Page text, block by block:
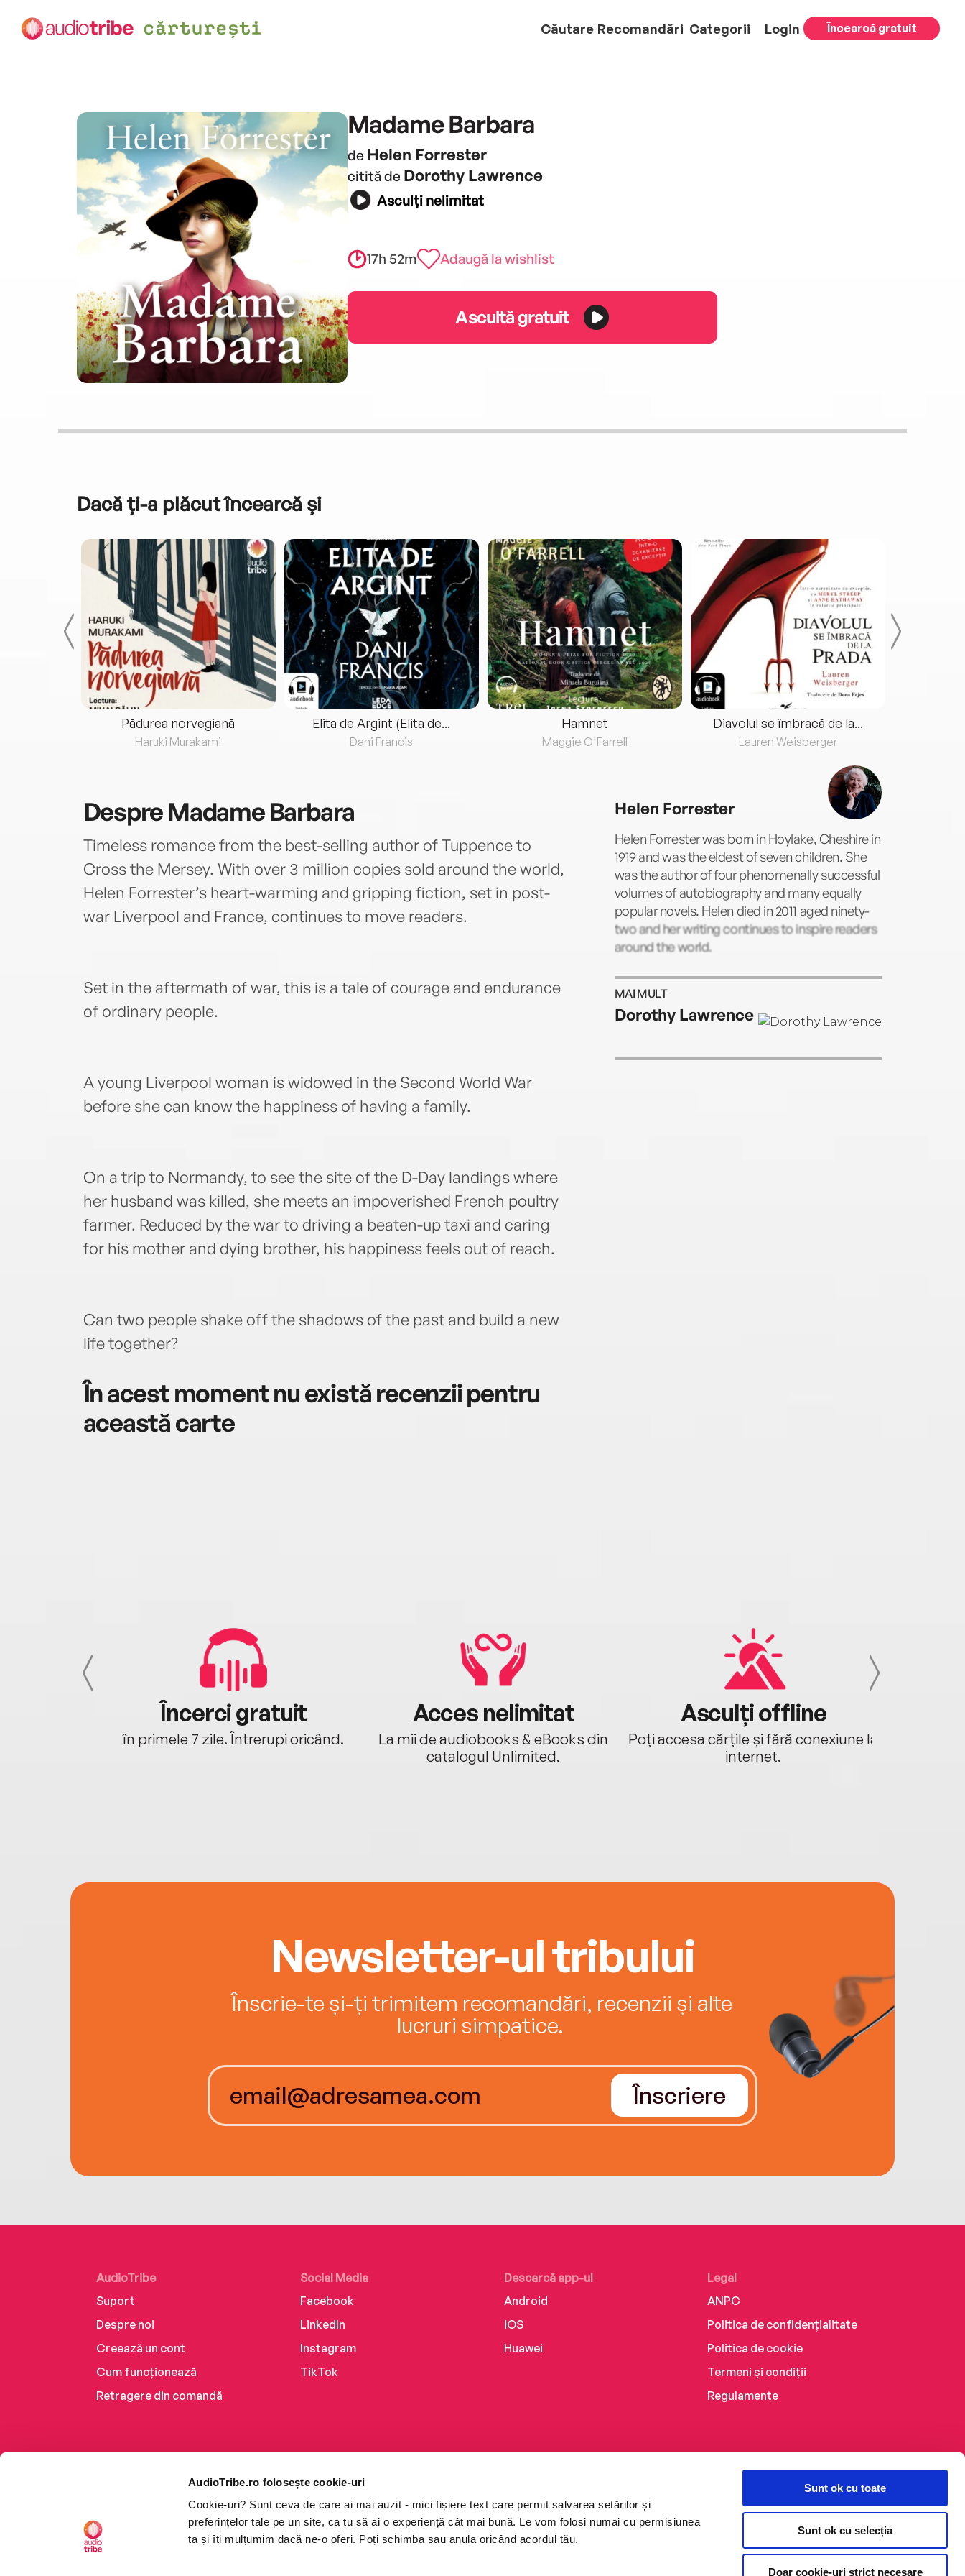
AudioTribe.ro folosește cookie-uri
Cookie-uri? Sunt ceva de care ai mai auzit - mici fișiere text care permit salvarea setărilor și
preferințelor tale pe un site, ca tu să ai o experiență cât mai bună. Le vom folosi numai cu permisiunea
ta și îți mulțumim dacă ne-o oferi. Poți schimba sau anula oricând acordul tău.
Sunt ok cu toate
Sunt ok cu selecția
Doar cookie-uri strict necesare
Căutare Recomandări Categorii Login Încearcă gratuit
Madame Barbara
de Helen Forrester
citită de Dorothy Lawrence
Asculți nelimitat
17h 52m Adaugă la wishlist
Ascultă gratuit
Dacă ți-a plăcut încearcă și
Pădurea norvegiană
Haruki Murakami
Elita de Argint (Elita de...
Dani Francis
Hamnet
Maggie O'Farrell
Diavolul se îmbracă de la...
Lauren Weisberger
DespreMadame Barbara
Timeless romance from the best-selling author of Tuppence to
Cross the Mersey. With over 3 million copies sold around the world,
Helen Forrester’s heart-warming and gripping fiction, set in post-
war Liverpool and France, continues to move readers.
Set in the aftermath of war, this is a tale of courage and endurance
of ordinary people.
A young Liverpool woman is widowed in the Second World War
before she can know the happiness of having a family.
On a trip to Normandy, to see the site of the D-Day landings where
her husband was killed, she meets an impoverished French poultry
farmer. Reduced by the war to driving a beaten-up taxi and caring
for his mother and dying brother, his happiness feels out of reach.
Can two people shake off the shadows of the past and build a new
life together?
În acest moment nu există recenzii pentru
această carte
Helen Forrester
Helen Forrester was born in Hoylake, Cheshire in
1919 and was the eldest of seven children. She
was the author of four phenomenally successful
volumes of autobiography and many equally
popular novels. Helen died in 2011 aged ninety-
two and her writing continues to inspire readers
around the world.
MAI MULT
Dorothy Lawrence
Încerci gratuit
în primele 7 zile. Întrerupi oricând.
Acces nelimitat
La mii de audiobooks & eBooks din
catalogul Unlimited.
Asculți offline
Poți accesa cărțile și fără conexiune la
internet.
Newsletter-ul tribului
Înscrie-te și-ți trimitem recomandări, recenzii și alte
lucruri simpatice.
Înscriere
AudioTribe
Suport
Despre noi
Creează un cont
Cum funcționează
Retragere din comandă
Social Media
Facebook
LinkedIn
Instagram
TikTok
Descarcă app-ul
Android
iOS
Huawei
Legal
ANPC
Politica de confidențialitate
Politica de cookie
Termeni și condiții
Regulamente